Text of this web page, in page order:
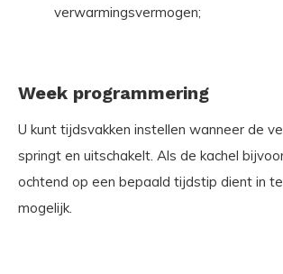
verwarmingsvermogen;
Week programmering
U kunt tijdsvakken instellen wanneer de
springt en uitschakelt. Als de kachel
ochtend op een bepaald tijdstip dient in
mogelijk.